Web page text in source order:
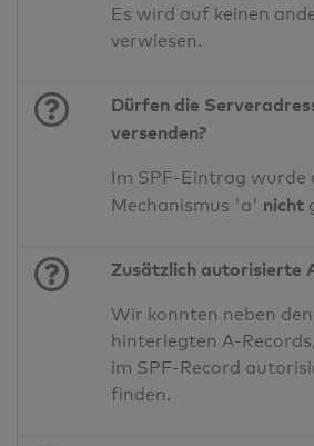
Es wird auf keinen
verwiesen.
Dürfen die
versenden?
Im SPF-Eintrag wurde
Mechanismus 'a' nicht
Zusätzlich autorisierte
Wir konnten neben
hinterlegten A-
im SPF-Record
finden.